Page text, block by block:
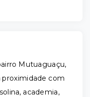
Mutuaguaçu,
proximidade com
academia,